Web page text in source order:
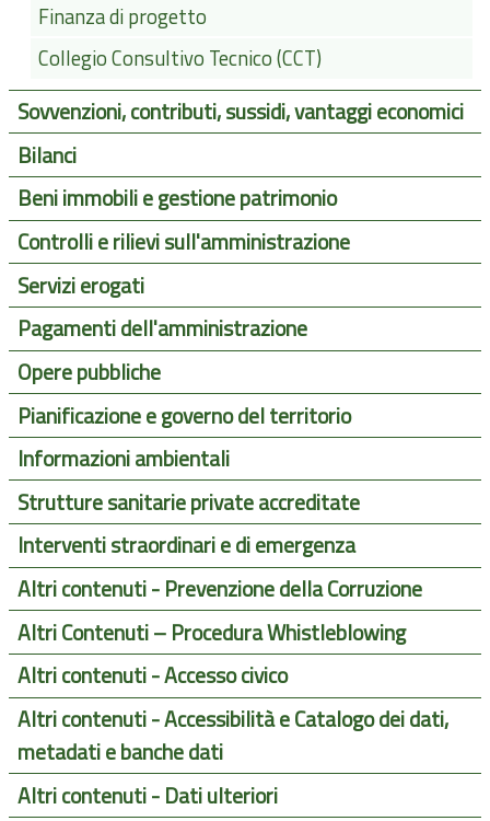
Finanza di progetto
Collegio Consultivo Tecnico (CCT)
Sovvenzioni, contributi, sussidi, vantaggi economici
Bilanci
Beni immobili e gestione patrimonio
Controlli e rilievi sull'amministrazione
Servizi erogati
Pagamenti dell'amministrazione
Opere pubbliche
Pianificazione e governo del territorio
Informazioni ambientali
Strutture sanitarie private accreditate
Interventi straordinari e di emergenza
Altri contenuti - Prevenzione della Corruzione
Altri Contenuti – Procedura Whistleblowing
Altri contenuti - Accesso civico
Altri contenuti - Accessibilità e Catalogo dei dati,
metadati e banche dati
Altri contenuti - Dati ulteriori